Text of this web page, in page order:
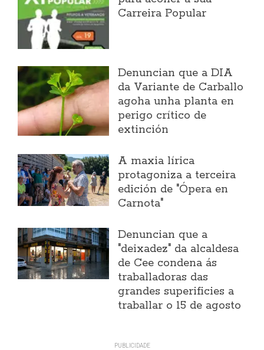
Carreira Popular
Denuncian que a DIA
da Variante de Carballo
agoha unha planta en
perigo crítico de
extinción
A maxia lírica
protagoniza a terceira
edición de "Ópera en
Carnota"
Denuncian que a
"deixadez" da alcaldesa
de Cee condena ás
traballadoras das
grandes superificies a
traballar o 15 de agosto